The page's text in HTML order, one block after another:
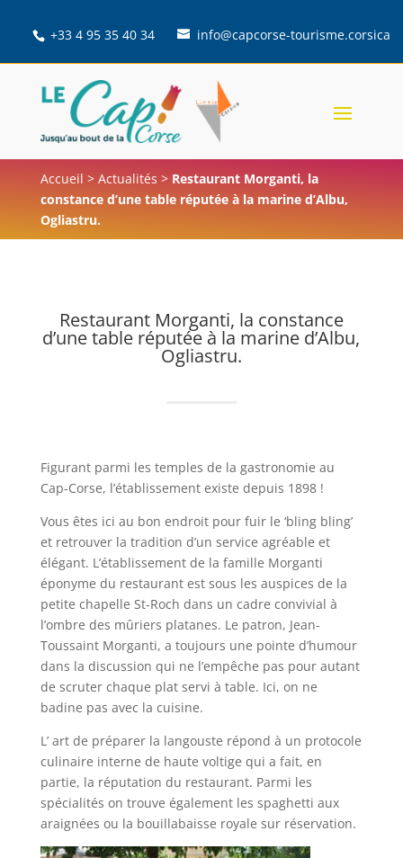
+33 4 95 35 40 34 info@capcorse-tourisme.corsica
Accueil > Actualités > Restaurant Morganti, la
constance d’une table réputée à la marine d’Albu,
Ogliastru.
Restaurant Morganti, la constance
d’une table réputée à la marine d’Albu,
Ogliastru.
Figurant parmi les temples de la gastronomie au
Cap-Corse, l’établissement existe depuis 1898 !
Vous êtes ici au bon endroit pour fuir le ‘bling bling’
et retrouver la tradition d’un service agréable et
élégant. L’établissement de la famille Morganti
éponyme du restaurant est sous les auspices de la
petite chapelle St-Roch dans un cadre convivial à
l’ombre des mûriers platanes. Le patron, Jean-
Toussaint Morganti, a toujours une pointe d’humour
dans la discussion qui ne l’empêche pas pour autant
de scruter chaque plat servi à table. Ici, on ne
badine pas avec la cuisine.
L’ art de préparer la langouste répond à un protocole
culinaire interne de haute voltige qui a fait, en
partie, la réputation du restaurant. Parmi les
spécialités on trouve également les spaghetti aux
araignées ou la bouillabaisse royale sur réservation.